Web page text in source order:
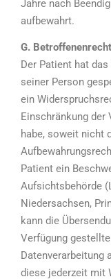
Jahre nach
aufbewahrt.
G.
Der Patient hat
seiner Person
ein
Einschränkung der
habe, soweit nicht
Patient ein
Aufsichtsbehörde
Niedersachsen,
kann die
Verfügung
Datenverarbeitung
diese jederzeit mit